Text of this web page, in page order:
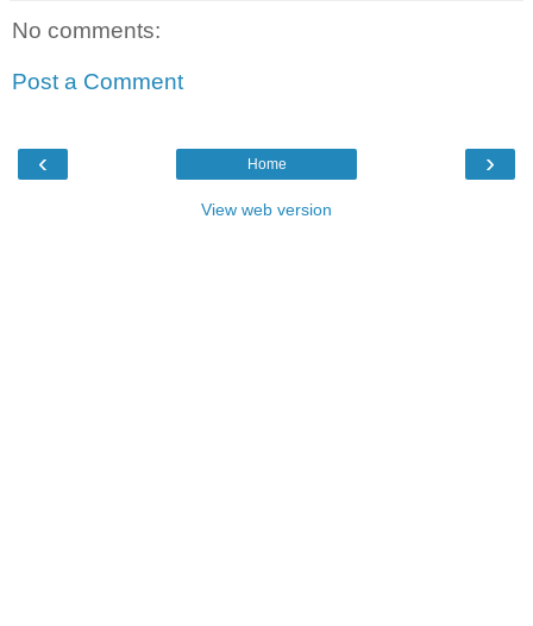
No comments:
Post a Comment
‹ ›
Home
View web version